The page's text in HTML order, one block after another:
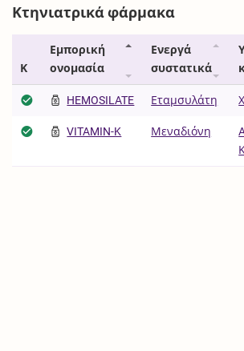
Κτηνιατρικά φάρμακα
Κ
Εμπορική
ονομασία
Ενεργά
συστατικά
HEMOSILATE Εταμσυλάτη
VITAMIN-K Μεναδιόνη